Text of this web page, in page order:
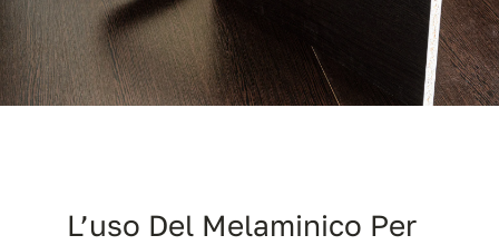
Contract
I Consigli dell’Esperto
Contatti
L’uso Del Melaminico Per